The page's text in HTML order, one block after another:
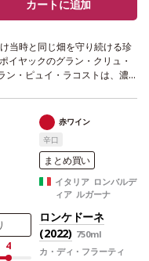
カートに追加
当時と同じ畑を守り続ける珍
ン・ピュイ・ラコストは、濃
ンを造り、クラシックなポイ
と考えられている。 ポイヤッ
ては珍しく、ドメーヌの特別
ワインに優雅さ、魅力、繊細
4
赤ワイン
辛口
まとめ買い
イタリア ロンバルデ
ィア ルガーナ
ロンケドーネ
(2022) 750ml
カ・ディ・フラーティ